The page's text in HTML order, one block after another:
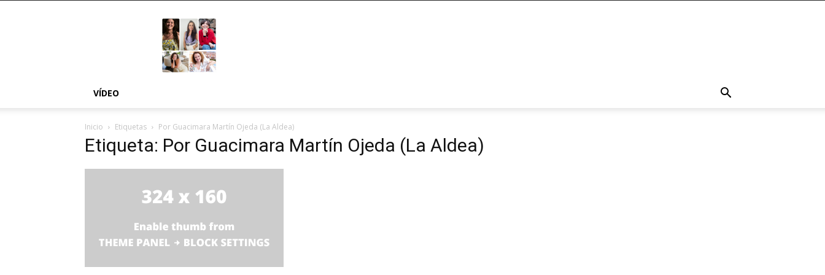
MÁS
NOSOTRAS
VÍDEO
Inicio Etiquetas Por Guacimara Martín Ojeda (La Aldea)
Etiqueta: Por Guacimara Martín Ojeda (La Aldea)